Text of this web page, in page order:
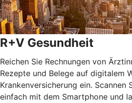
R+V Gesundheit
Reichen Sie Rechnungen von
Rezepte und Belege auf digitalem
Krankenversicherung ein. Scannen
einfach mit dem Smartphone und